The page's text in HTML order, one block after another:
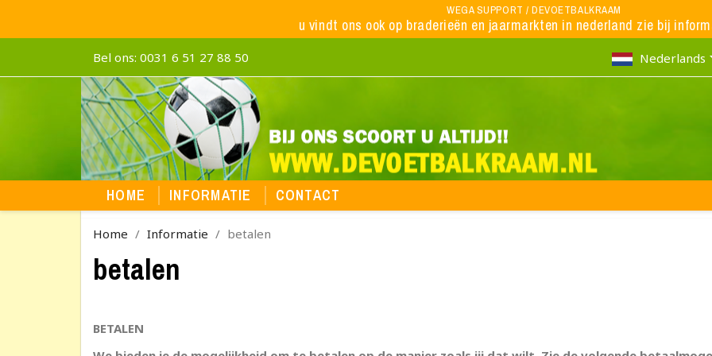
WEGA SUPPORT / DEVOETBALKRAAM
u vindt ons ook op braderieën en jaarmarkten in nederland zie bij
Bel ons: 0031 6 51 27 88 50 Nederlands
HOME INFORMATIE CONTACT
Home Informatie betalen
betalen
BETALEN